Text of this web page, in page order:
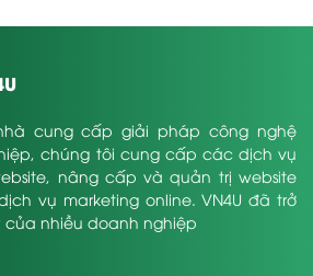
nhà cung cấp giải pháp công nghệ
chúng tôi cung cấp các dịch vụ
nâng cấp và quản trị website
vụ marketing online. VN4U đã trở
nhiều doanh nghiệp